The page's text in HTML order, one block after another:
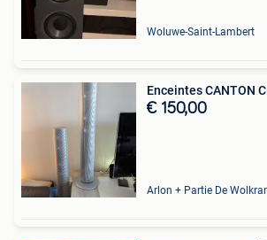
Woluwe-Saint-Lambert
Enceintes CANTON
€ 150,00
Arlon + Partie De